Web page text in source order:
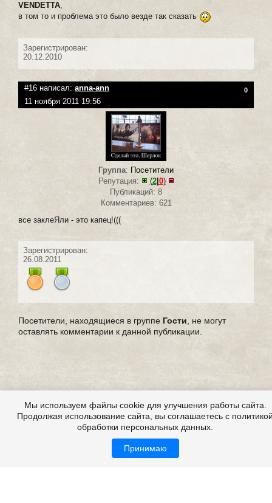
VENDETTA,
в том то и проблема это было везде так сказать
Зарегистрирован:
20.12.2010
#16 написал: anna-ann 0
11 ноября 2011 19:56
Группа: Посетители
Репутация:
(2| 0)
Публикаций: 8
Комментариев: 621
все заклеЯли - это капец!(((
Зарегистрирован:
26.08.2011
Посетители, находящиеся в группе Гости, не могут
оставлять комментарии к данной публикации.
Мы используем файлы cookie для улучшения работы сайта.
Продолжая использование сайта, вы соглашаетесь с
обработки персональных данных.
Принимаю